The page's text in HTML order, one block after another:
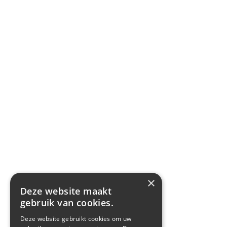
×
Deze website maakt
gebruik van cookies.
Deze website gebruikt cookies om uw